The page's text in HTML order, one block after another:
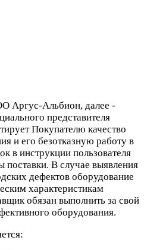
Аргус-Альбион, далее -
представителя
Покупателю качество
и его безотказную работу в
в инструкции пользователя
поставки. В случае выявления
дефектов оборудование
характеристикам
обязан выполнить за свой
оборудования.